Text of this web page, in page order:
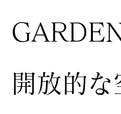
開放的な